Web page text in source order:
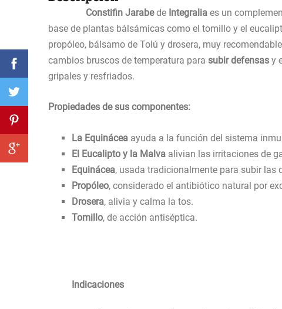
Constifin Jarabede Integralia es un
base de plantas bálsámicas como el tomillo y el
propóleo, bálsamo de Tolú y drosera, muy
cambios bruscos de temperatura para subir defensas y
gripales y resfriados.
Propiedades de sus componentes:
La Equinácea ayuda a la función del sistema
El Eucalipto y la Malva alivian las irritaciones de
Equinácea, usada tradicionalmente para subir las
Propóleo, considerado el antibiótico natural por
Drosera, alivia y calma la tos.
Tomillo, de acción antiséptica.
Indicaciones